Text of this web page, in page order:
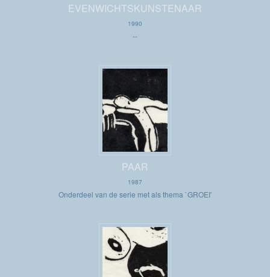
EVENWICHTSKUNSTENAAR
1990
--
PAAR
1987
Onderdeel van de serie met als thema `GROEI'